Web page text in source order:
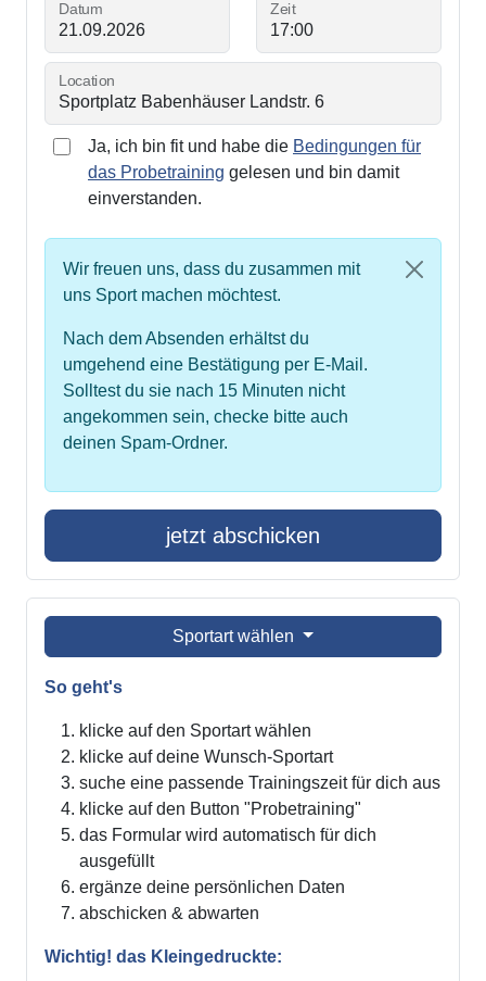
Datum Zeit
Location
Ja, ich bin fit und habe die Bedingungen für
das Probetraining gelesen und bin damit
einverstanden.
Wir freuen uns, dass du zusammen mit
uns Sport machen möchtest.
Nach dem Absenden erhältst du
umgehend eine Bestätigung per E-Mail.
Solltest du sie nach 15 Minuten nicht
angekommen sein, checke bitte auch
deinen Spam-Ordner.
jetzt abschicken
Sportart wählen
So geht's
klicke auf den Sportart wählen
klicke auf deine Wunsch-Sportart
suche eine passende Trainingszeit für dich aus
klicke auf den Button "Probetraining"
das Formular wird automatisch für dich
ausgefüllt
ergänze deine persönlichen Daten
abschicken & abwarten
Wichtig! das Kleingedruckte: